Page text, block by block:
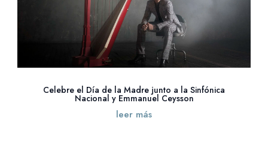
Celebre el Día de la Madre junto a la Sinfónica
Nacional y Emmanuel Ceysson
leer más